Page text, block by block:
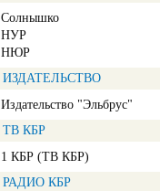
Солнышко
НУР
НЮР
ИЗДАТЕЛЬСТВО
Издательство "Эльбрус"
ТВ КБР
1 КБР (ТВ КБР)
РАДИО КБР